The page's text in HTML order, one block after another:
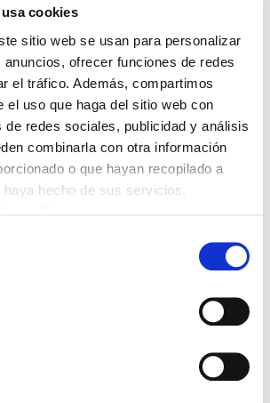
cookies
sitio web se usan para personalizar
ofrecer funciones de redes
el tráfico. Además, compartimos
el uso que haga del sitio web con
de redes sociales, publicidad y análisis
combinarla con otra información
o que hayan recopilado a
haya hecho de sus servicios.
la jornada e inscripción